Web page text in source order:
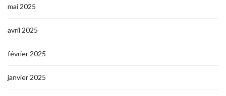
mai 2025
avril 2025
février 2025
janvier 2025